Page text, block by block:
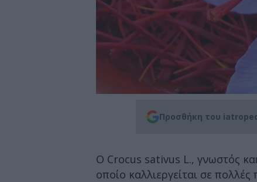
Προσθήκη του
Ο Crocus sativus L., γνωστός
οποίο καλλιεργείται σε